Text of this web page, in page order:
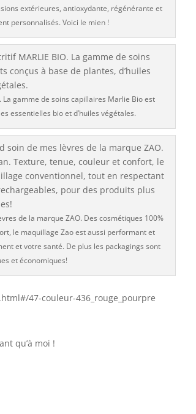
extérieures, antioxydante, régénérante et
personnalisés. Voici le mien !
La gamme de soins capillaires Marlie Bio est
essentielles bio et d’huiles végétales.
de la marque ZAO. Des cosmétiques 100%
le maquillage Zao est aussi performant et
et votre santé. De plus les packagings sont
et économiques!
47-couleur-436_rouge_pourpre
qu’à moi !